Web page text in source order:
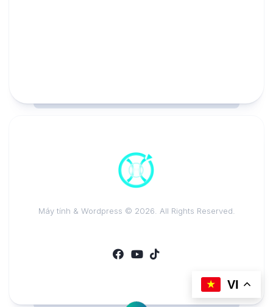
Máy tính & Wordpress © 2026. All Rights Reserved.
VI